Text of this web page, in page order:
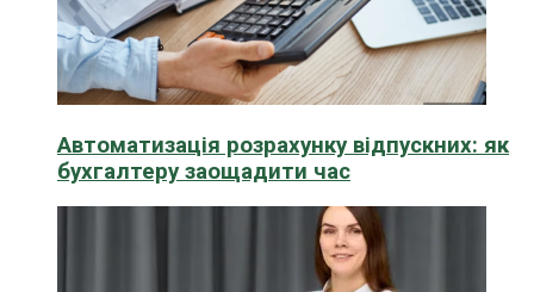
Автоматизація розрахунку відпускних: як
бухгалтеру заощадити час